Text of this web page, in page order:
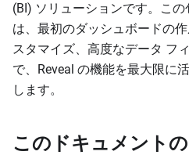
(BI) ソリューションです。こ
は、最初のダッシュボードの
スタマイズ、高度なデータ フ
で、Reveal の機能を最大限に
します。
このドキュメント